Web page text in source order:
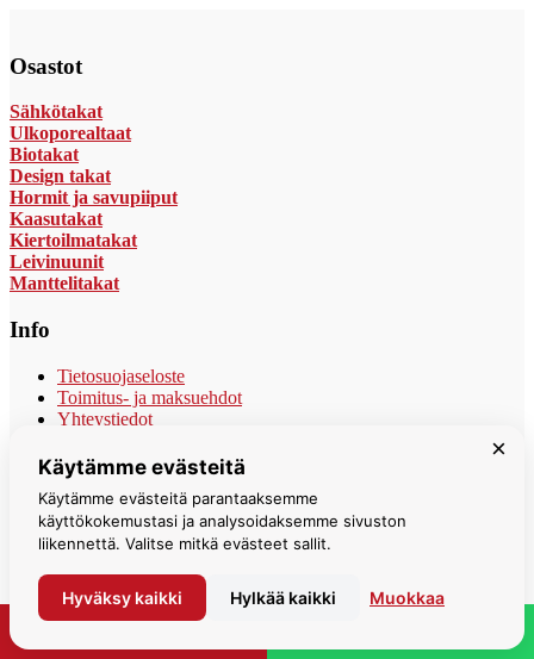
Osastot
Sähkötakat
Ulkoporealtaat
Biotakat
Design takat
Hormit ja savupiiput
Kaasutakat
Kiertoilmatakat
Leivinuunit
Manttelitakat
Info
Tietosuojaseloste
Toimitus- ja maksuehdot
Yhteystiedot
Espoon myymälä
Lautamiehentie 2, 02770 Espoo
050 411 7286
info@suomensisustustakka.fi
Avoinna
Maanantai – torstai 10-18
×
Käytämme evästeitä
Käytämme evästeitä parantaaksemme
käyttökokemustasi ja analysoidaksemme sivuston
liikennettä. Valitse mitkä evästeet sallit.
Hyväksy kaikki Hylkää kaikki Muokkaa